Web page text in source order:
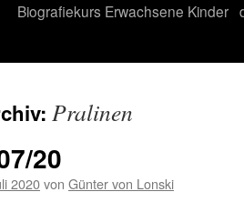
Biografiekurs Erwachsene Kinder
Pralinen
20
2020von Günter von Lonski